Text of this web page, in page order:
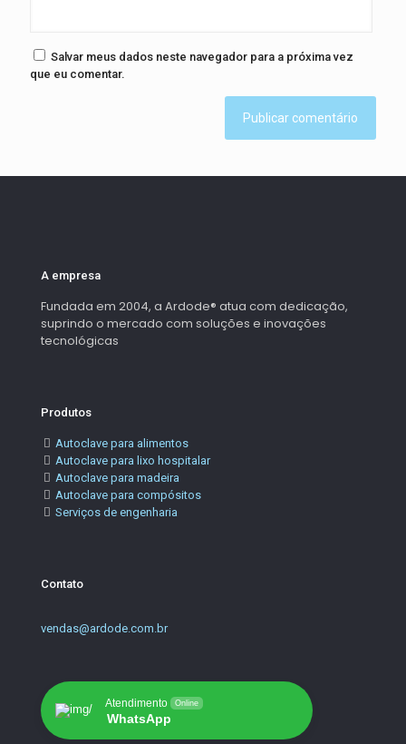
Salvar meus dados neste navegador para a próxima vez
que eu comentar.
A empresa
Fundada em 2004, a Ardode® atua com dedicação,
suprindo o mercado com soluções e inovações
tecnológicas
Produtos
Autoclave para alimentos
Autoclave para lixo hospitalar
Autoclave para madeira
Autoclave para compósitos
Serviços de engenharia
Contato
vendas@ardode.com.br
Atendimento Online
WhatsApp